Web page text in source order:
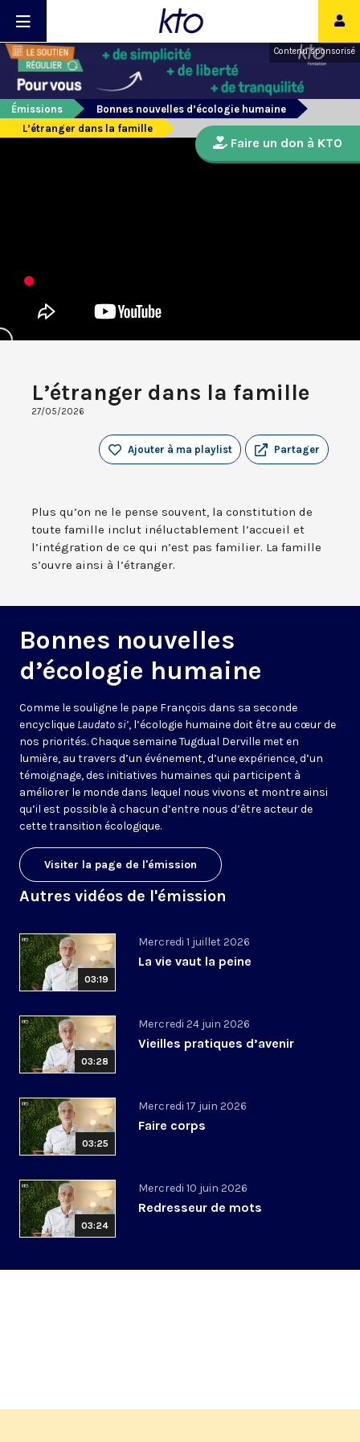
Contenu sponsorisé
Émissions
Bonnes nouvelles d’écologie humaine
L’étranger dans la famille
L’étranger dans la famille
27/05/2026
Partager
Ajouter à ma playlist
Plus qu’on ne le pense souvent, la constitution de
toute famille inclut inéluctablement l’accueil et
l’intégration de ce qui n’est pas familier. La famille
s’ouvre ainsi à l’étranger.
Bonnes nouvelles
d’écologie humaine
Comme le souligne le pape François dans sa seconde
encyclique Laudato si’, l’écologie humaine doit être au cœur de
nos priorités. Chaque semaine Tugdual Derville met en
lumière, au travers d’un événement, d’une expérience, d’un
témoignage, des initiatives humaines qui participent à
améliorer le monde dans lequel nous vivons et montre ainsi
qu’il est possible à chacun d’entre nous d’être acteur de
cette transition écologique.
Visiter la page de l'émission
Autres vidéos de l'émission
03:19
Mercredi 1 juillet 2026
La vie vaut la peine
03:28
Mercredi 24 juin 2026
Vieilles pratiques d’avenir
03:25
Mercredi 17 juin 2026
Faire corps
03:24
Mercredi 10 juin 2026
Redresseur de mots
Faire un don à KTO